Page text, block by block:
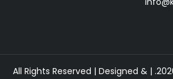
سوق كرز - الكويت. © 2020. | All Rights Reserved | Designed &